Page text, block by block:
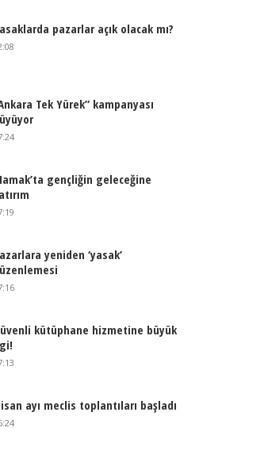
pazarlar açık olacak mı?
Tek Yürek” kampanyası
gençliğin geleceğine
yeniden ‘yasak’
kütüphane hizmetine büyük
ayı meclis toplantıları başladı